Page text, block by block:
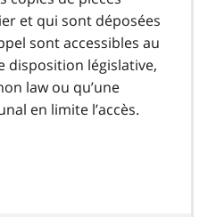
et qui sont déposées
sont accessibles au
disposition législative,
law ou qu’une
en limite l’accès.